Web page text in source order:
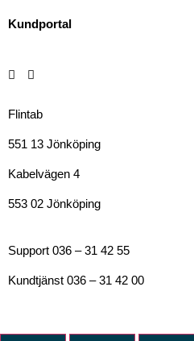
Kundportal
Flintab
551 13 Jönköping
Kabelvägen 4
553 02 Jönköping
Support 036 – 31 42 55
Kundtjänst 036 – 31 42 00